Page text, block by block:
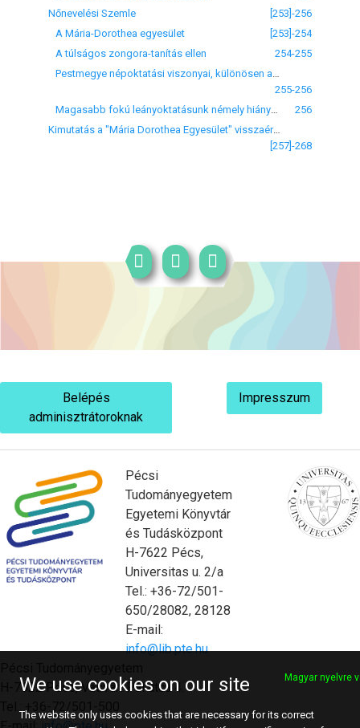
Nőnevelési Szemle
[253]-256
A Mária-Dorothea egyesület
[253]-254
A túlságos zongora-tanítás ellen
254-255
255-256
256
Kimutatás a "Mária Dorothea Egyesület" visszaérkezett gyüjtőíveiről (Tizenötödik közlemény)
[257]-268
Belépés
adminisztrátoroknak
Impresszum
Pécsi
Tudományegyetem
Egyetemi Könyvtár
és Tudásközpont
H-7622 Pécs,
Universitas u. 2/a
Tel.: +36-72/501-
650/28082, 28128
E-mail:
info@lib.pte.hu
H-7622 Pécs, Vasvári Pál utca 4.
We use cookies on our site Magyar nyelvre
The website only uses cookies that are necessary for its correct